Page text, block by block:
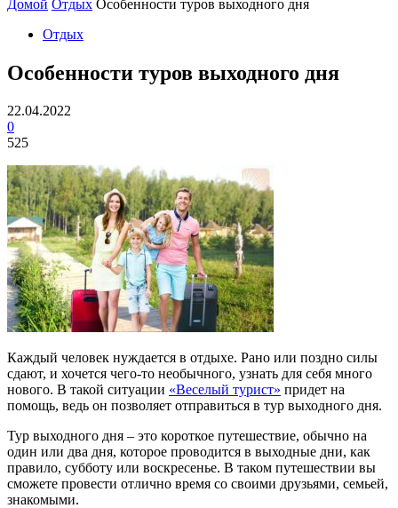
Домой Отдых Особенности туров выходного дня
Отдых
Особенности туров выходного дня
22.04.2022
0
525
Каждый человек нуждается в отдыхе. Рано или поздно силы
сдают, и хочется чего-то необычного, узнать для себя много
нового. В такой ситуации «Веселый турист» придет на
помощь, ведь он позволяет отправиться в тур выходного дня.
Тур выходного дня – это короткое путешествие, обычно на
один или два дня, которое проводится в выходные дни, как
правило, субботу или воскресенье. В таком путешествии вы
сможете провести отлично время со своими друзьями, семьей,
знакомыми.